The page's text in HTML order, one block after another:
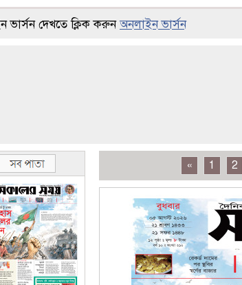
ভার্সন দেখতে ক্লিক করুনঅনলাইন ভার্সন
« 1 2